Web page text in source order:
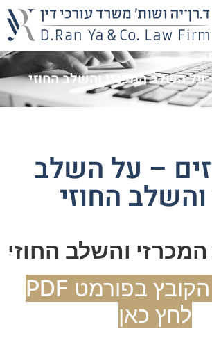
על השלב המכרזי והשלב החוזי
– על השלב
החוזי
והשלב החוזי
להורדת הקובץ בפורמט PDF
לחץ כאן